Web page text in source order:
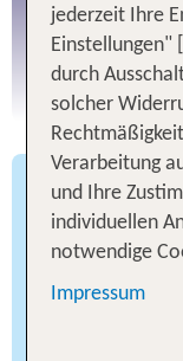
Weltweit
Kostenlose
24 Stunden
Vollkasko-
jederzeit Ihre
Einstellungen"
durch
solcher
Verarbeitung
und Ihre
individuellen
notwendige
Impressum